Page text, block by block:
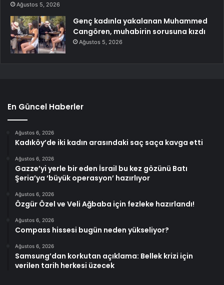
Ağustos 5, 2026
Genç kadınla yakalanan Muhammed
Cangören, muhabirin sorusuna kızdı
Ağustos 5, 2026
En Güncel Haberler
Ağustos 6, 2026
Kadıköy’de iki kadın arasındaki saç saça kavga etti
Ağustos 6, 2026
Gazze’yi yerle bir eden İsrail bu kez gözünü Batı
Şeria’ya ‘büyük operasyon’ hazırlıyor
Ağustos 6, 2026
Özgür Özel ve Veli Ağbaba için fezleke hazırlandı!
Ağustos 6, 2026
Compass hissesi bugün neden yükseliyor?
Ağustos 6, 2026
Samsung’dan korkutan açıklama: Bellek krizi için
verilen tarih herkesi üzecek